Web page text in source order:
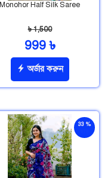
Monohor Half Silk Saree
৳ 1,500
999 ৳
অর্ডার করুন
33 %